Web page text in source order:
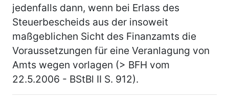
jedenfalls dann, wenn bei Erlass des
Steuerbescheids aus der insoweit
maßgeblichen Sicht des Finanzamts die
Voraussetzungen für eine Veranlagung von
Amts wegen vorlagen (> BFH vom
22.5.2006 - BStBl II S. 912).